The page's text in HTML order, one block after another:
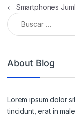
← Smartphones
Buscar:
About Blog
Lorem ipsum dolor
tincidunt, erat in